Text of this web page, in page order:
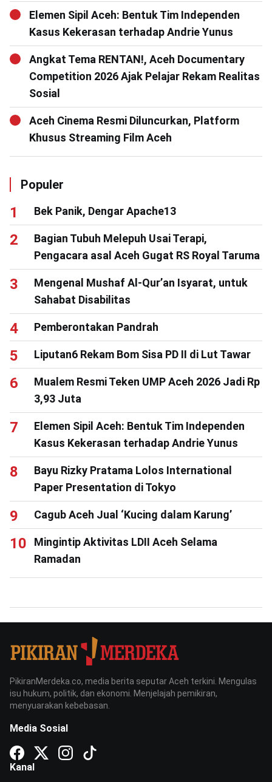
Elemen Sipil Aceh: Bentuk Tim Independen
Kasus Kekerasan terhadap Andrie Yunus
Angkat Tema RENTAN!, Aceh Documentary
Competition 2026 Ajak Pelajar Rekam Realitas
Sosial
Aceh Cinema Resmi Diluncurkan, Platform
Khusus Streaming Film Aceh
Populer
Bek Panik, Dengar Apache13
Bagian Tubuh Melepuh Usai Terapi,
Pengacara asal Aceh Gugat RS Royal Taruma
Mengenal Mushaf Al-Qur’an Isyarat, untuk
Sahabat Disabilitas
Pemberontakan Pandrah
Liputan6 Rekam Bom Sisa PD II di Lut Tawar
Mualem Resmi Teken UMP Aceh 2026 Jadi Rp
3,93 Juta
Elemen Sipil Aceh: Bentuk Tim Independen
Kasus Kekerasan terhadap Andrie Yunus
Bayu Rizky Pratama Lolos International
Paper Presentation di Tokyo
Cagub Aceh Jual ‘Kucing dalam Karung’
Mingintip Aktivitas LDII Aceh Selama
Ramadan
PikiranMerdeka.co, media berita seputar Aceh terkini. Mengulas
isu hukum, politik, dan ekonomi. Menjelajah pemikiran,
menyuarakan kebebasan.
Media Sosial
Kanal